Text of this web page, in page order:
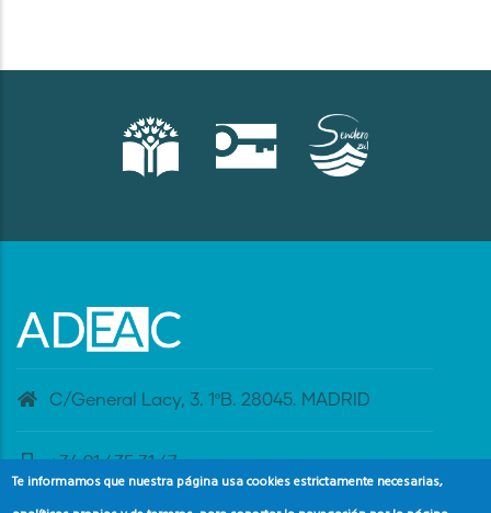
C/General Lacy, 3. 1ºB. 28045. MADRID
+34 91 435 31 47
Te informamos que nuestra página usa cookies estrictamente necesarias,